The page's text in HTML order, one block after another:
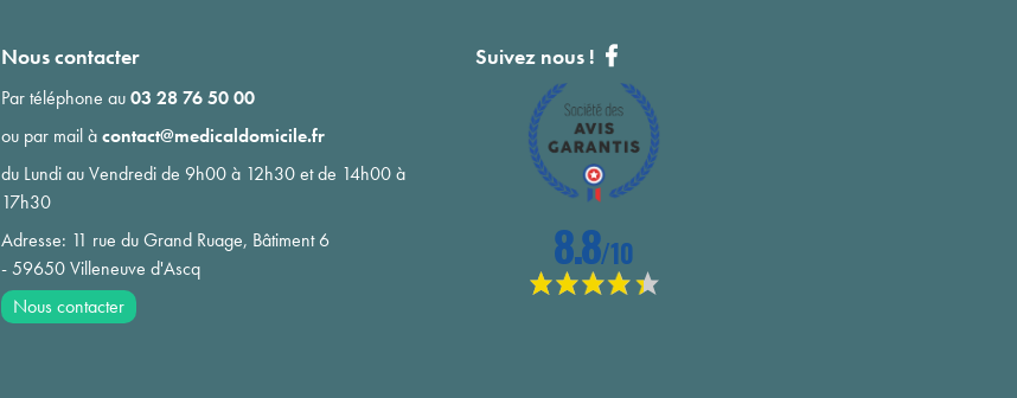
Nous contacter
Par téléphone au03 28 76 50 00
ou par mail àcontact@medicaldomicile.fr
du Lundi au Vendredi de 9h00 à 12h30 et de 14h00 à
17h30
Adresse: 11 rue du Grand Ruage, Bâtiment 6
- 59650 Villeneuve d'Ascq
Nous contacter
Suivez nous !